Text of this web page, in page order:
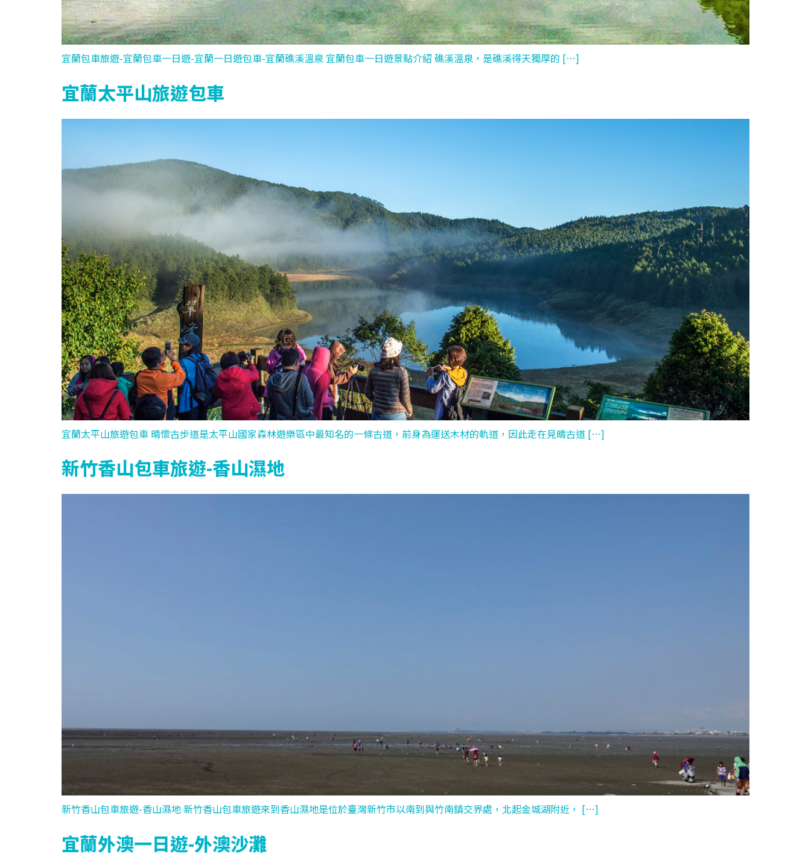
宜蘭包車旅遊-宜蘭包車一日遊-宜蘭一日遊包車-宜蘭礁溪溫泉 宜蘭包車一日遊景點介紹 礁溪溫泉，是礁溪得天獨厚的 […]
宜蘭太平山旅遊包車
宜蘭太平山旅遊包車 晴懷古步道是太平山國家森林遊樂區中最知名的一條古道，前身為運送木材的軌道，因此走在見晴古道 […]
新竹香山包車旅遊-香山濕地
新竹香山包車旅遊-香山濕地 新竹香山包車旅遊來到香山濕地是位於臺灣新竹市以南到與竹南鎮交界處，北起金城湖附近， […]
宜蘭外澳一日遊-外澳沙灘